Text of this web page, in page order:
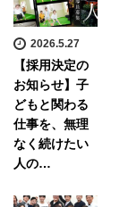
2026.5.27
【採用決定の
お知らせ】子
どもと関わる
仕事を、無理
なく続けたい
人の…